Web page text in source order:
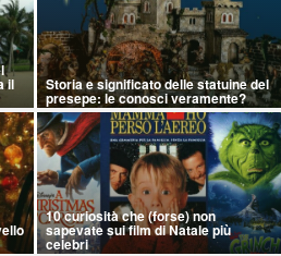
il Storia e significato delle statuine del
presepe: le conosci veramente?
10 curiosità che (forse) non
sapevate sui film di Natale più
celebri